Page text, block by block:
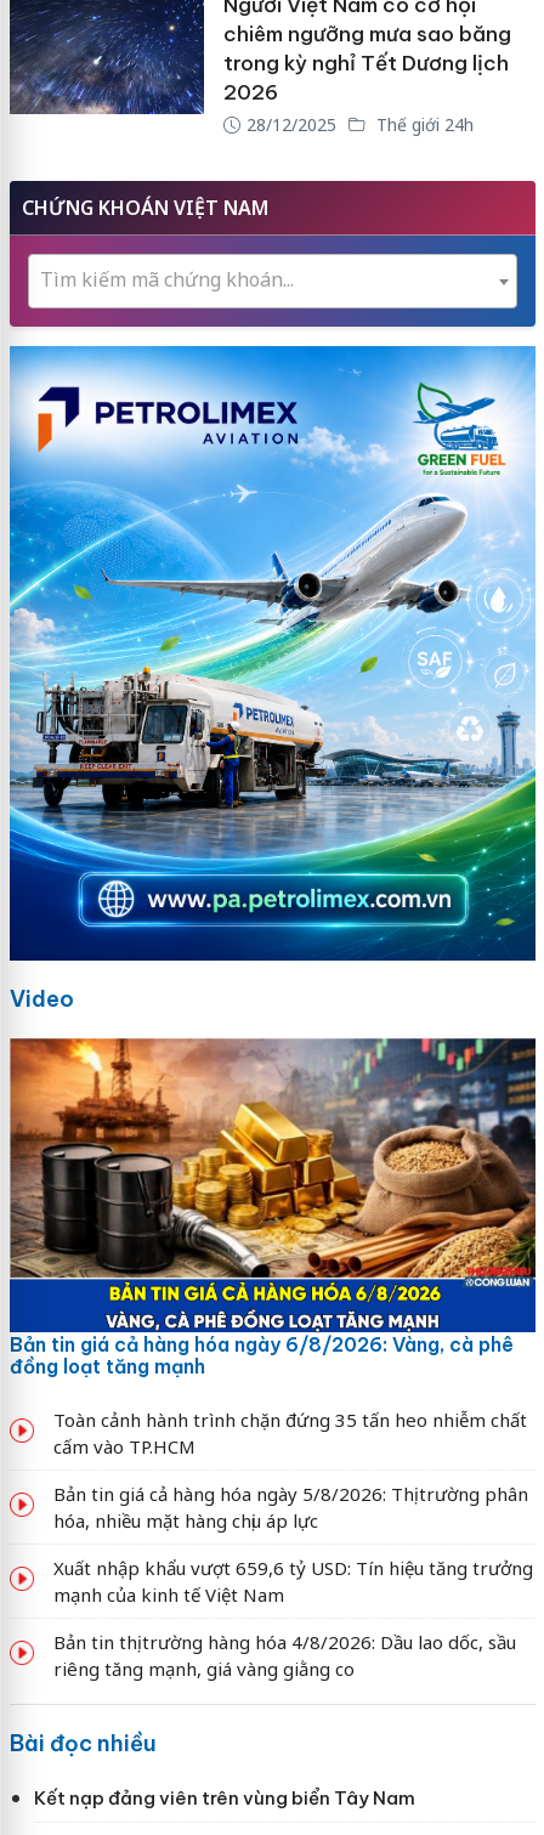
Người Việt Nam có cơ hội
chiêm ngưỡng mưa sao băng
trong kỳ nghỉ Tết Dương lịch
2026
28/12/2025 Thế giới 24h
CHỨNG KHOÁN VIỆT NAM
Tìm kiếm mã chứng khoán...
Video
Bản tin giá cả hàng hóa ngày 6/8/2026: Vàng, cà phê
đồng loạt tăng mạnh
Toàn cảnh hành trình chặn đứng 35 tấn heo nhiễm chất
cấm vào TP.HCM
Bản tin giá cả hàng hóa ngày 5/8/2026: Thị trường phân
hóa, nhiều mặt hàng chịu áp lực
Xuất nhập khẩu vượt 659,6 tỷ USD: Tín hiệu tăng trưởng
mạnh của kinh tế Việt Nam
Bản tin thị trường hàng hóa 4/8/2026: Dầu lao dốc, sầu
riêng tăng mạnh, giá vàng giằng co
Bài đọc nhiều
Kết nạp đảng viên trên vùng biển Tây Nam